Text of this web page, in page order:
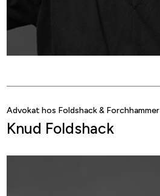
Advokat hos Foldshack & Forchhammer
Knud Foldshack